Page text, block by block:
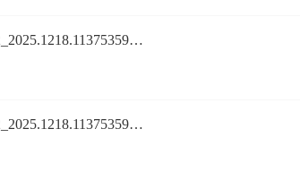
Surface Pro 8镜像SurfacePro8_BMR_46022_2025.1218.11375359.zip网盘下载
Surface Pro 8镜像SurfacePro8_BMR_42032_2025.1218.11375359.zip网盘下载